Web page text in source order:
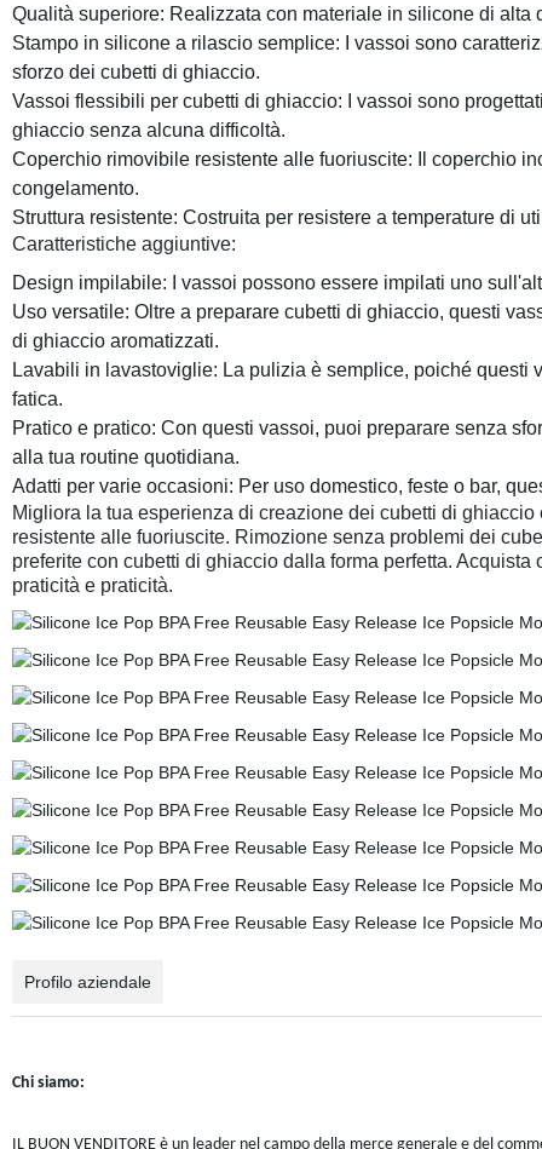
Qualità superiore: Realizzata con materiale in silicone di
Stampo in silicone a rilascio semplice: I vassoi sono
sforzo dei cubetti di ghiaccio.
Vassoi flessibili per cubetti di ghiaccio: I vassoi sono
ghiaccio senza alcuna difficoltà.
Coperchio rimovibile resistente alle fuoriuscite: Il coperchio
congelamento.
Struttura resistente: Costruita per resistere a temperature di
Caratteristiche aggiuntive:
Design impilabile: I vassoi possono essere impilati uno
Uso versatile: Oltre a preparare cubetti di ghiaccio, questi
di ghiaccio aromatizzati.
Lavabili in lavastoviglie: La pulizia è semplice, poiché
fatica.
Pratico e pratico: Con questi vassoi, puoi preparare senza
alla tua routine quotidiana.
Adatti per varie occasioni: Per uso domestico, feste o bar,
Migliora la tua esperienza di creazione dei cubetti di
resistente alle fuoriuscite. Rimozione senza problemi dei
preferite con cubetti di ghiaccio dalla forma perfetta.
praticità e praticità.
Profilo aziendale
Chi siamo:
IL BUON VENDITORE è un leader nel campo della merce generale e del